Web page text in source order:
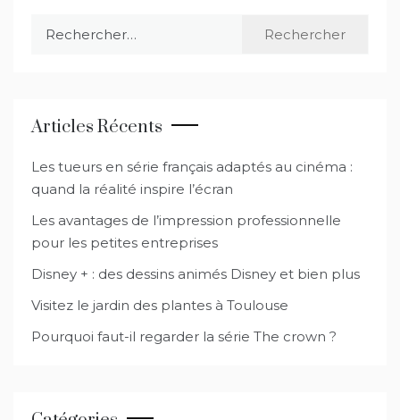
Articles Récents
Les tueurs en série français adaptés au cinéma :
quand la réalité inspire l’écran
Les avantages de l’impression professionnelle
pour les petites entreprises
Disney + : des dessins animés Disney et bien plus
Visitez le jardin des plantes à Toulouse
Pourquoi faut-il regarder la série The crown ?